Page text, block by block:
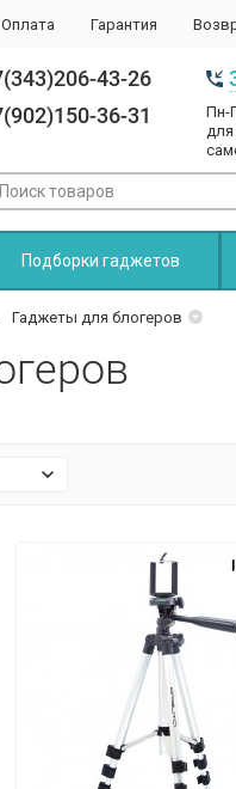
Оплата Гарантия
43-26
36-31
Пн-
для
Подборки гаджетов
Гаджеты для блогеров